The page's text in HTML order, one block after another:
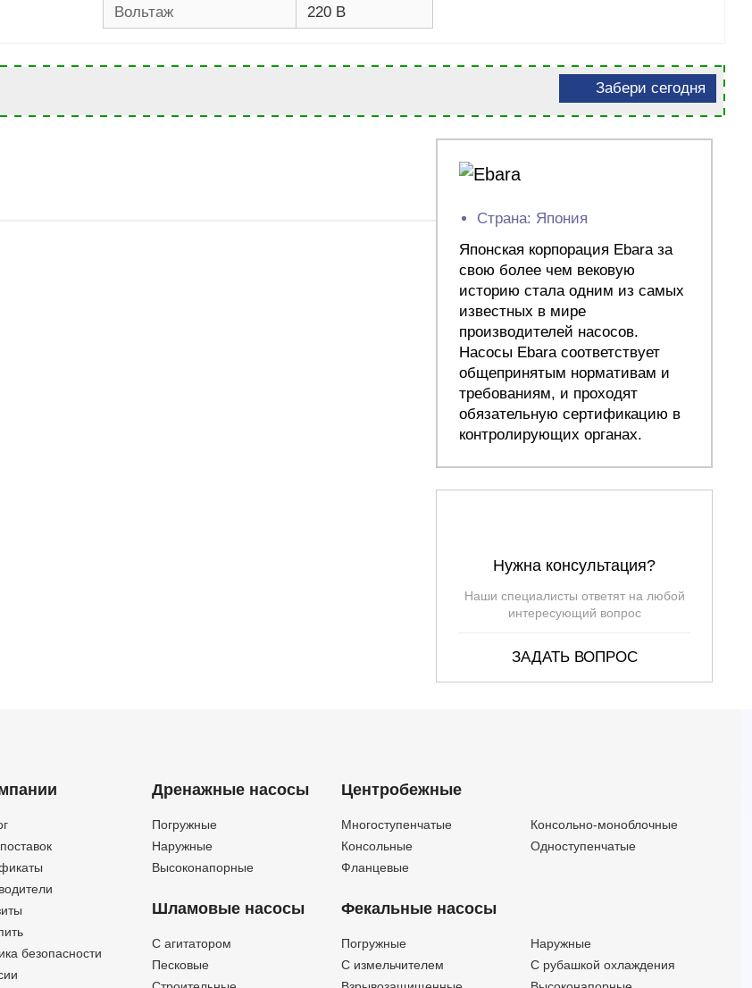
Вольтаж 220 В
Забери сегодня
Страна: Япония
Японская корпорация Ebara за
свою более чем вековую
историю стала одним из самых
известных в мире
производителей насосов.
Насосы Ebara соответствует
общепринятым нормативам и
требованиям, и проходят
обязательную сертификацию в
контролирующих органах.
Нужна консультация?
Наши специалисты ответят на любой
интересующий вопрос
ЗАДАТЬ ВОПРОС
безопасности
Дренажные насосы
Погружные
Наружные
Высоконапорные
Шламовые насосы
C агитатором
Песковые
Центробежные
Многоступенчатые
Консольно-моноблочные
Консольные
Одноступенчатые
Фланцевые
Фекальные насосы
Погружные
Наружные
C измельчителем
С рубашкой охлаждения